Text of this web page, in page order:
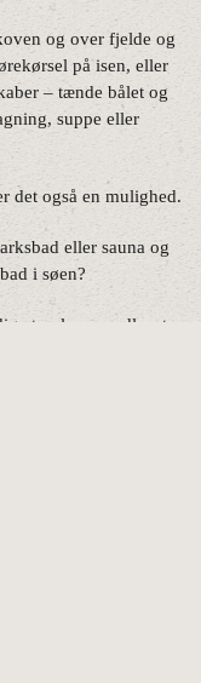
og over fjelde og
på isen, eller
– tænde bålet og
suppe eller
det også en mulighed.
eller sauna og
i søen?
at opleve nordlyset